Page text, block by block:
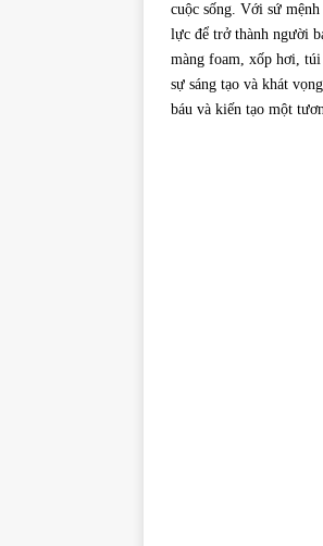
cuộc sống. Với sứ
lực để trở thành người
màng foam, xốp hơi,
sự sáng tạo và khát
báu và kiến tạo một